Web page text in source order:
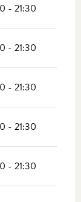
- 21:30
- 21:30
- 21:30
- 21:30
- 21:30